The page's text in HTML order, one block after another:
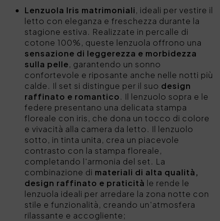
Lenzuola Iris matrimoniali, ideali per vestire il
letto con eleganza e freschezza durante la
stagione estiva. Realizzate in percalle di
cotone 100%, queste lenzuola offrono una
sensazione di leggerezza e morbidezza
sulla pelle, garantendo un sonno
confortevole e riposante anche nelle notti più
calde. Il set si distingue per il suo design
raffinato e romantico. Il lenzuolo sopra e le
federe presentano una delicata stampa
floreale con iris, che dona un tocco di colore
e vivacità alla camera da letto. Il lenzuolo
sotto, in tinta unita, crea un piacevole
contrasto con la stampa floreale,
completando l'armonia del set. La
combinazione di materiali di alta qualità,
design raffinato e praticità le rende le
lenzuola ideali per arredare la zona notte con
stile e funzionalità, creando un'atmosfera
rilassante e accogliente;